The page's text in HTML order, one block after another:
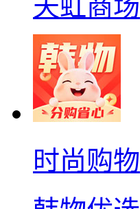
天虹商场
时尚购物